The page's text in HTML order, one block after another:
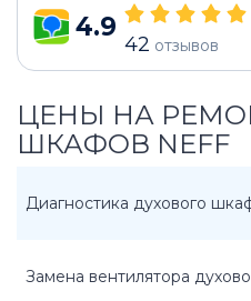
4.9
42 отзывов
ЦЕНЫ НА
ШКАФОВ NEFF
Диагностика духового
Замена вентилятора